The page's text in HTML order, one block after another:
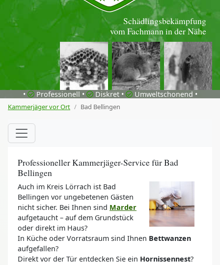
Schädlingsbekämpfung
vom Fachmann in der Nähe
• Professionell • Diskret • Umweltschonend •
Kammerjäger vor Ort Bad Bellingen
Professioneller Kammerjäger-Service für Bad
Bellingen
Auch im Kreis Lörrach ist Bad
Bellingen vor ungebetenen Gästen
nicht sicher. Bei Ihnen sind Marder
aufgetaucht – auf dem Grundstück
oder direkt im Haus?
In Küche oder Vorratsraum sind Ihnen Bettwanzen
aufgefallen?
Direkt vor der Tür entdecken Sie ein Hornissennest?